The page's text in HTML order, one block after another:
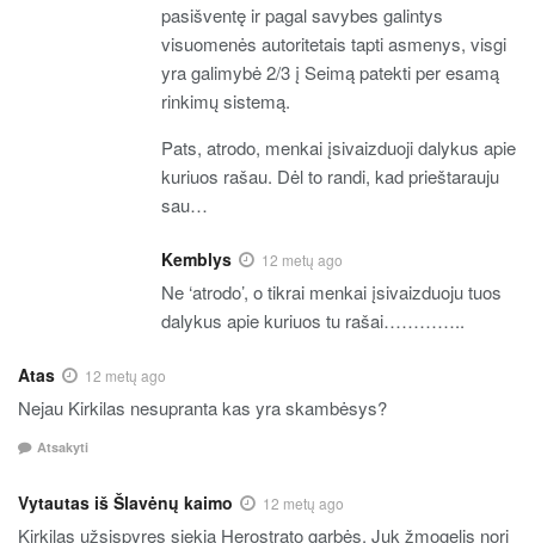
pasišventę ir pagal savybes galintys
visuomenės autoritetais tapti asmenys, visgi
yra galimybė 2/3 į Seimą patekti per esamą
rinkimų sistemą.
Pats, atrodo, menkai įsivaizduoji dalykus apie
kuriuos rašau. Dėl to randi, kad prieštarauju
sau…
Kemblys 12 metų ago
Ne ‘atrodo’, o tikrai menkai įsivaizduoju tuos
dalykus apie kuriuos tu rašai…………..
Atas 12 metų ago
Nejau Kirkilas nesupranta kas yra skambėsys?
Atsakyti
Vytautas iš Šlavėnų kaimo 12 metų ago
Kirkilas užsispyręs siekia Herostrato garbės. Juk žmogelis nori